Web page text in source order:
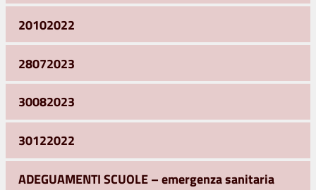
20102022
28072023
30082023
30122022
ADEGUAMENTI SCUOLE – emergenza sanitaria